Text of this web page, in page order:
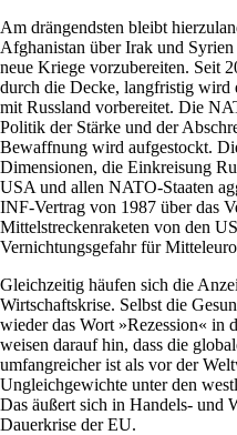
Am drängendsten bleibt
Afghanistan über Irak und
neue Kriege vorzubereiten. Seit
durch die Decke, langfristig wird
mit Russland vorbereitet. Die
Politik der Stärke und der
Bewaffnung wird aufgestockt.
Dimensionen, die Einkreisung
USA und allen NATO-Staaten
INF-Vertrag von 1987 über das
Mittelstreckenraketen von den
Vernichtungsgefahr für
Gleichzeitig häufen sich die
Wirtschaftskrise. Selbst die
wieder das Wort »Rezession« in
weisen darauf hin, dass die
umfangreicher ist als vor der
Ungleichgewichte unter den
Das äußert sich in Handels- und
Dauerkrise der EU.